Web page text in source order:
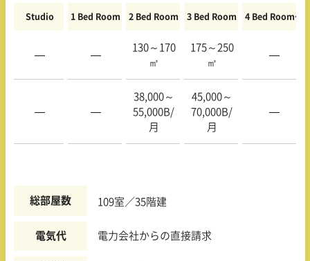
Studio 1 Bed Room 2 Bed Room 3 Bed Room 4 Bed Room〜
— —
130～170
㎡
175～250
㎡
—
— —
38,000～
55,000B/
月
45,000～
70,000B/
月
—
総部屋数 109室／35階建
電気代 電力会社からの直接請求